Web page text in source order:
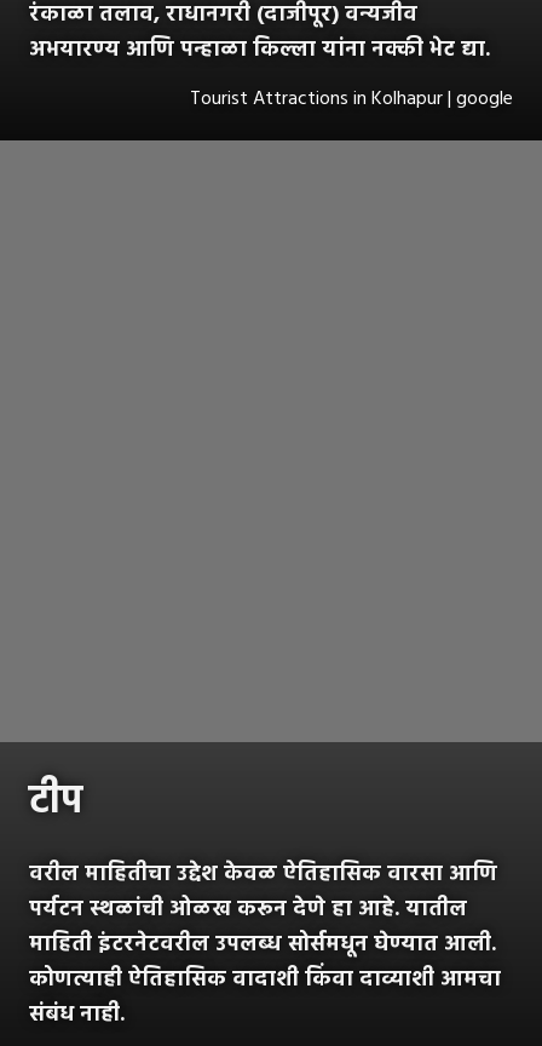
रंकाळा तलाव, राधानगरी (दाजीपूर) वन्यजीव
अभयारण्य आणि पन्हाळा किल्ला यांना नक्की भेट द्या.
Tourist Attractions in Kolhapur | google
टीप
वरील माहितीचा उद्देश केवळ ऐतिहासिक वारसा आणि
पर्यटन स्थळांची ओळख करून देणे हा आहे. यातील
माहिती इंटरनेटवरील उपलब्ध सोर्समधून घेण्यात आली.
कोणत्याही ऐतिहासिक वादाशी किंवा दाव्याशी आमचा
संबंध नाही.